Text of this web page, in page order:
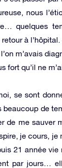
nous
quelques
à
m’avais
fort qu’il ne
se sont
de
de me sauver
je cours,
21 année
par jours…